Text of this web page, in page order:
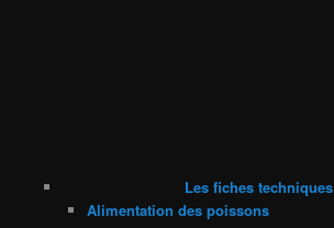
Les fiches techniques
Alimentation des poissons